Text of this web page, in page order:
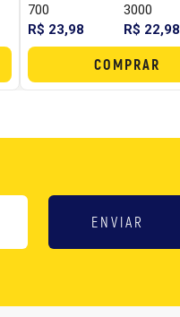
700
R$ 23,98
3000
R$ 22,98
COMPRAR
ENVIAR